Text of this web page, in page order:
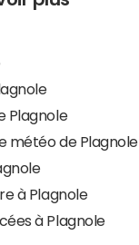
Plagnole
météo de Plagnole
à Plagnole
à Plagnole